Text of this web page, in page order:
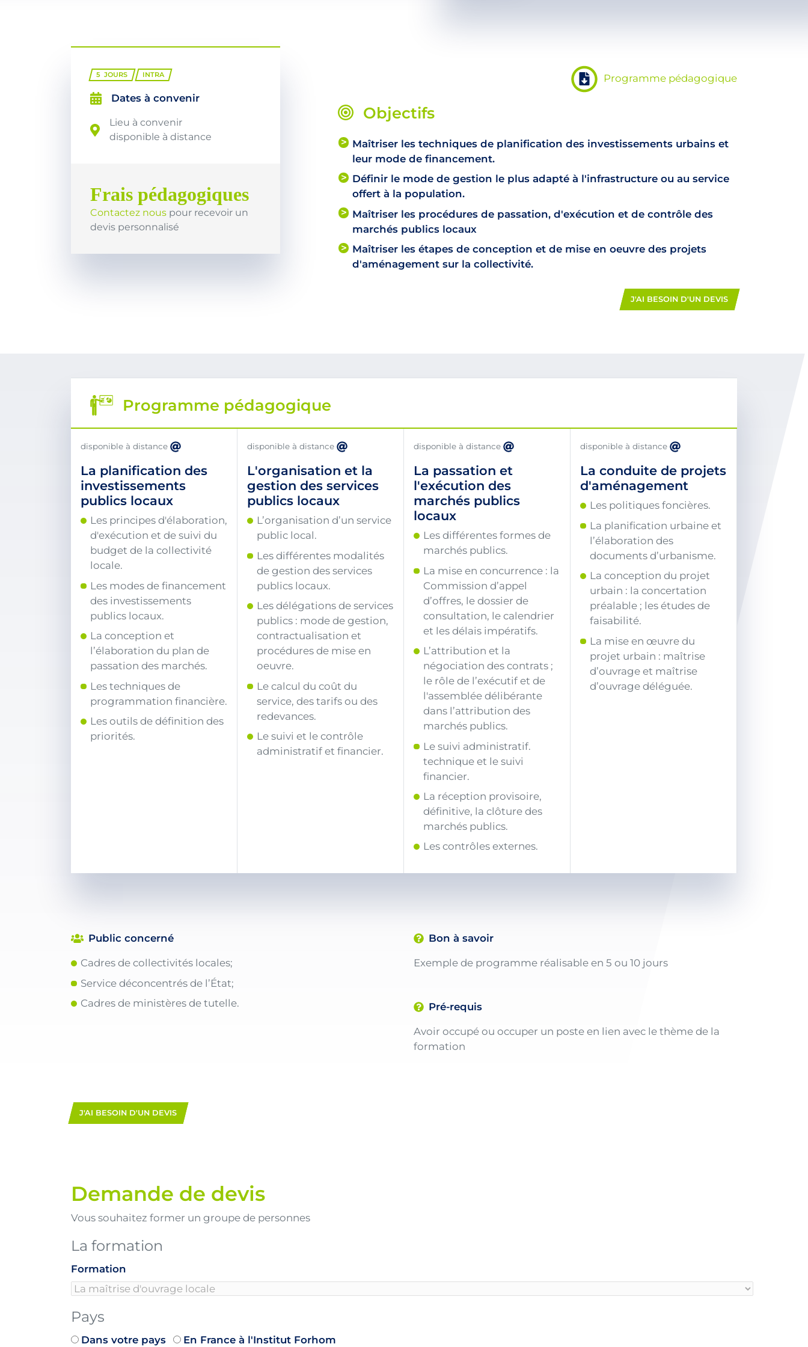
5 JOURS INTRA
Dates à convenir
Lieu à convenir
disponible à distance
Frais pédagogiques
Contactez nous pour recevoir un
devis personnalisé
Programme pédagogique
Objectifs
Maîtriser les techniques de planification des investissements urbains et
leur mode de financement.
Définir le mode de gestion le plus adapté à l'infrastructure ou au service
offert à la population.
Maîtriser les procédures de passation, d'exécution et de contrôle des
marchés publics locaux
Maîtriser les étapes de conception et de mise en oeuvre des projets
d'aménagement sur la collectivité.
J'AI BESOIN D'UN DEVIS
Programme pédagogique
disponible à distance
La conduite de projets
d'aménagement
Les politiques foncières.
La planification urbaine et
l’élaboration des
documents d’urbanisme.
La conception du projet
urbain : la concertation
préalable ; les études de
faisabilité.
La mise en œuvre du
projet urbain : maîtrise
d’ouvrage et maîtrise
d’ouvrage déléguée.
disponible à distance
La planification des
investissements
publics locaux
Les principes d'élaboration,
d'exécution et de suivi du
budget de la collectivité
locale.
Les modes de financement
des investissements
publics locaux.
La conception et
l’élaboration du plan de
passation des marchés.
Les techniques de
programmation financière.
Les outils de définition des
priorités.
disponible à distance
L'organisation et la
gestion des services
publics locaux
L’organisation d’un service
public local.
Les différentes modalités
de gestion des services
publics locaux.
Les délégations de services
publics : mode de gestion,
contractualisation et
procédures de mise en
oeuvre.
Le calcul du coût du
service, des tarifs ou des
redevances.
Le suivi et le contrôle
administratif et financier.
disponible à distance
La passation et
l'exécution des
marchés publics
locaux
Les différentes formes de
marchés publics.
La mise en concurrence : la
Commission d’appel
d’offres, le dossier de
consultation, le calendrier
et les délais impératifs.
L’attribution et la
négociation des contrats ;
le rôle de l’exécutif et de
l'assemblée délibérante
dans l’attribution des
marchés publics.
Le suivi administratif.
technique et le suivi
financier.
La réception provisoire,
définitive, la clôture des
marchés publics.
Les contrôles externes.
Public concerné
Cadres de collectivités locales;
Service déconcentrés de l’État;
Cadres de ministères de tutelle.
Bon à savoir
Exemple de programme réalisable en 5 ou 10 jours
Pré-requis
Avoir occupé ou occuper un poste en lien avec le thème de la
formation
J'AI BESOIN D'UN DEVIS
Demande de devis
Vous souhaitez former un groupe de personnes
La formation
Formation
Pays
Dans votre pays En France à l'Institut Forhom